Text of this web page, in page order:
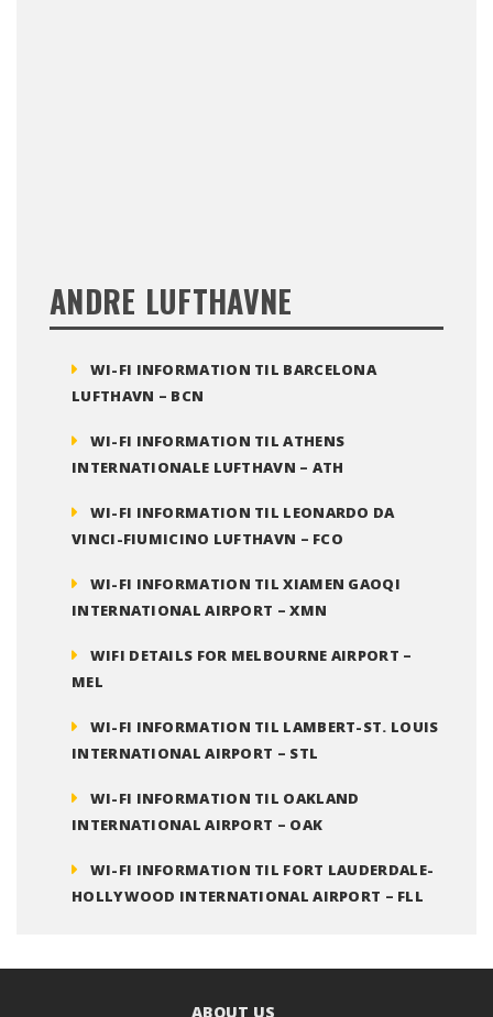
ANDRE LUFTHAVNE
WI-FI INFORMATION TIL BARCELONA
LUFTHAVN – BCN
WI-FI INFORMATION TIL ATHENS
INTERNATIONALE LUFTHAVN – ATH
WI-FI INFORMATION TIL LEONARDO DA
VINCI-FIUMICINO LUFTHAVN – FCO
WI-FI INFORMATION TIL XIAMEN GAOQI
INTERNATIONAL AIRPORT – XMN
WIFI DETAILS FOR MELBOURNE AIRPORT –
MEL
WI-FI INFORMATION TIL LAMBERT-ST. LOUIS
INTERNATIONAL AIRPORT – STL
WI-FI INFORMATION TIL OAKLAND
INTERNATIONAL AIRPORT – OAK
WI-FI INFORMATION TIL FORT LAUDERDALE-
HOLLYWOOD INTERNATIONAL AIRPORT – FLL
ABOUT US